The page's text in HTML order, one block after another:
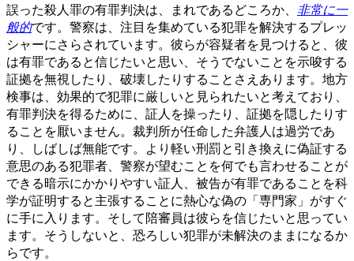
誤った殺人罪の有罪判決は、まれであるどころか、 非常に一
般的です。警察は、注目を集めている犯罪を解決するプレッ
シャーにさらされています。彼らが容疑者を見つけると、彼
は有罪であると信じたいと思い、そうでないことを示唆する
証拠を無視したり、破壊したりすることさえあります。地方
検事は、効果的で犯罪に厳しいと見られたいと考えており、
有罪判決を得るために、証人を操ったり、証拠を隠したりす
ることを厭いません。裁判所が任命した弁護人は過労であ
り、しばしば無能です。より軽い刑罰と引き換えに偽証する
意思のある犯罪者、警察が望むことを何でも言わせることが
できる暗示にかかりやすい証人、被告が有罪であることを科
学が証明すると主張することに熱心な偽の「専門家」がすぐ
に手に入ります。そして陪審員は彼らを信じたいと思ってい
ます。そうしないと、恐ろしい犯罪が未解決のままになるか
らです。